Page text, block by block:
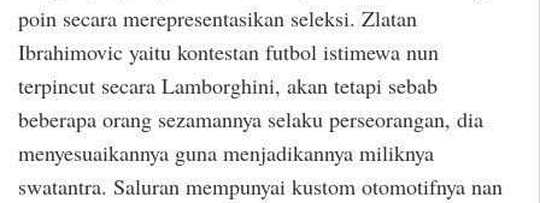
poin secara merepresentasikan seleksi. Zlatan
Ibrahimovic yaitu kontestan futbol istimewa nun
terpincut secara Lamborghini, akan tetapi sebab
beberapa orang sezamannya selaku perseorangan, dia
menyesuaikannya guna menjadikannya miliknya
swatantra. Saluran mempunyai kustom otomotifnya nan